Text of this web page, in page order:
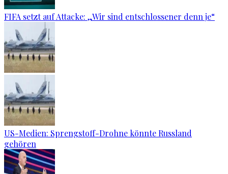
FIFA setzt auf Attacke: „Wir sind entschlossener denn je“
US-Medien: Sprengstoff-Drohne könnte Russland
gehören